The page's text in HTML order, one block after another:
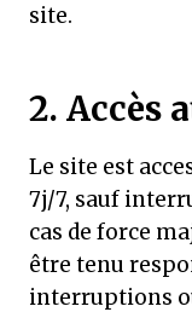
site.
2. Accès
Le site est
7j/7, sauf
cas de force
être tenu
interruptions